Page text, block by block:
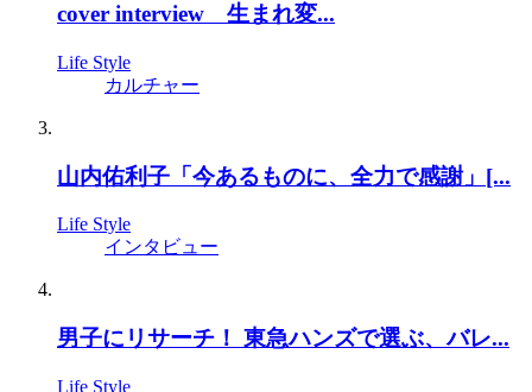
cover interview 生まれ変...
Life Style
カルチャー
山内佑利子「今あるものに、全力で感謝」[...
Life Style
インタビュー
男子にリサーチ！ 東急ハンズで選ぶ、バレ...
Life Style